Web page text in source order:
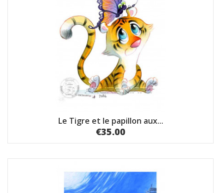
Le Tigre et le papillon aux...
€35.00